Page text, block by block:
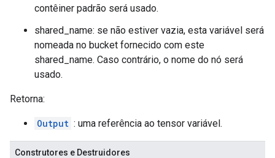
contêiner padrão será usado.
shared_name: se não estiver vazia, esta variável será
nomeada no bucket fornecido com este
shared_name. Caso contrário, o nome do nó será
usado.
Retorna:
Output : uma referência ao tensor variável.
Construtores e Destruidores